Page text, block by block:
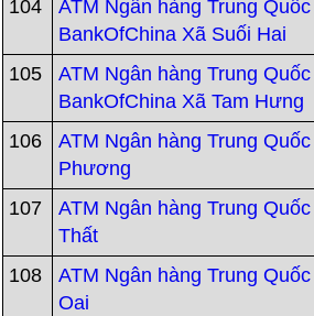
104
ATM Ngân hàng Trung Quốc
BankOfChina Xã Suối Hai
105
ATM Ngân hàng Trung Quốc
BankOfChina Xã Tam Hưng
106
ATM Ngân hàng Trung
Phương
107
ATM Ngân hàng Trung
Thất
108
ATM Ngân hàng Trung
Oai